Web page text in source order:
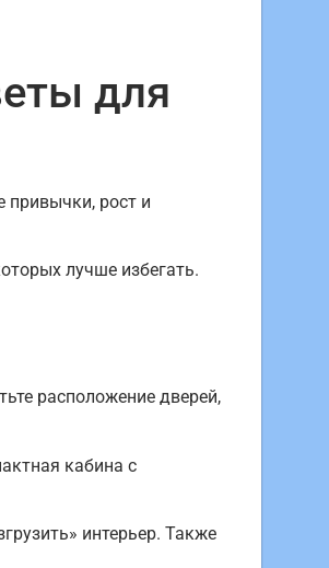
для
привычки, рост и
лучше избегать.
расположение дверей,
кабина с
интерьер. Также